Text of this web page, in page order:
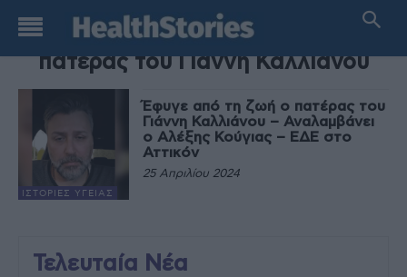
TAG
πατέρας του Γιάννη Καλλιάνου
ΙΣΤΟΡΊΕΣ ΥΓΕΊΑΣ
Έφυγε από τη ζωή ο πατέρας του
Γιάννη Καλλιάνου – Αναλαμβάνει
ο Αλέξης Κούγιας – ΕΔΕ στο
Αττικόν
25 Απριλίου 2024
Τελευταία Νέα